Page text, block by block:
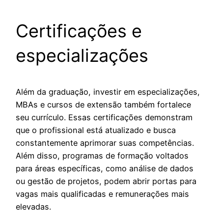
Certificações e
especializações
Além da graduação, investir em especializações,
MBAs e cursos de extensão também fortalece
seu currículo. Essas certificações demonstram
que o profissional está atualizado e busca
constantemente aprimorar suas competências.
Além disso, programas de formação voltados
para áreas específicas, como análise de dados
ou gestão de projetos, podem abrir portas para
vagas mais qualificadas e remunerações mais
elevadas.